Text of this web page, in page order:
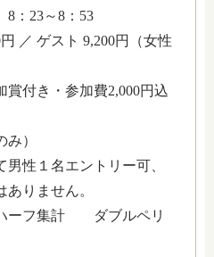
：23～8：53
／ ゲスト 9,200円（女性
き・参加費2,000円込
み）
性１名エントリー可、
りません。
ハーフ集計 ダブルペリ